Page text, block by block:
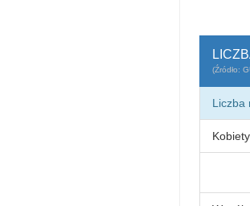
(Źródło:
Liczba
Kobiety